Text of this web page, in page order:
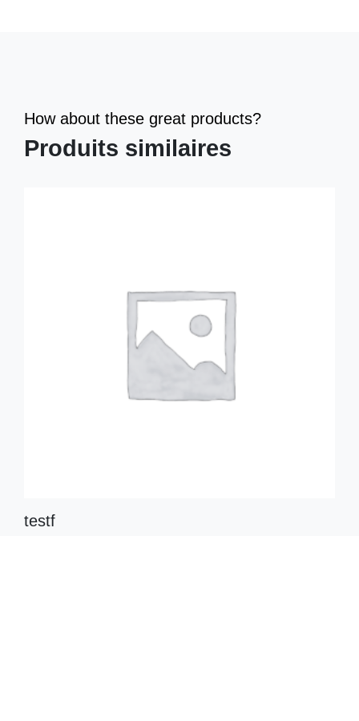
How about these great products?
Produits similaires
testf